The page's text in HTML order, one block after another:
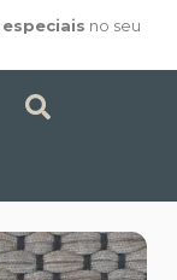
especiais no seu